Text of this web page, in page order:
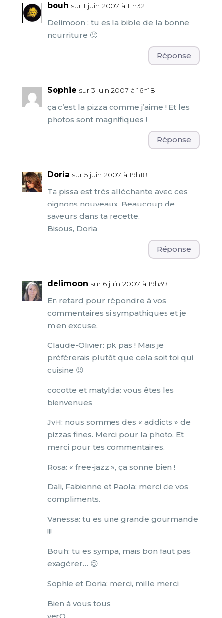
bouh sur 1 juin 2007 à 11h32
Delimoon : tu es la bible de la bonne
nourriture 🙂
Réponse
Sophie sur 3 juin 2007 à 16h18
ça c’est la pizza comme j’aime ! Et les
photos sont magnifiques !
Réponse
Doria sur 5 juin 2007 à 19h18
Ta pissa est très alléchante avec ces
oignons nouveaux. Beaucoup de
saveurs dans ta recette.
Bisous, Doria
Réponse
delimoon sur 6 juin 2007 à 19h39
En retard pour répondre à vos
commentaires si sympathiques et je
m’en excuse.
Claude-Olivier: pk pas ! Mais je
préférerais plutôt que cela soit toi qui
cuisine 😉
cocotte et matylda: vous êtes les
bienvenues
JvH: nous sommes des « addicts » de
pizzas fines. Merci pour la photo. Et
merci pour tes commentaires.
Rosa: « free-jazz », ça sonne bien !
Dali, Fabienne et Paola: merci de vos
compliments.
Vanessa: tu es une grande gourmande
!!!
Bouh: tu es sympa, mais bon faut pas
exagérer… 😉
Sophie et Doria: merci, mille merci
Bien à vous tous
verO